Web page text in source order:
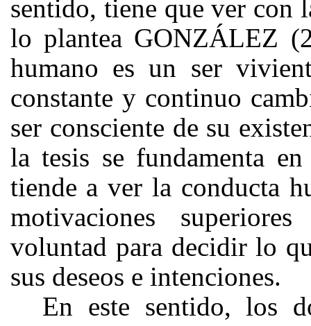
sentido, tiene que ver con
lo plantea GONZÁLEZ
humano es un ser
constante y continuo
ser consciente de su
la tesis se fundamenta
tiende a ver la conducta
motivaciones
voluntad para decidir lo
sus deseos e intenciones.
En este sentido, los